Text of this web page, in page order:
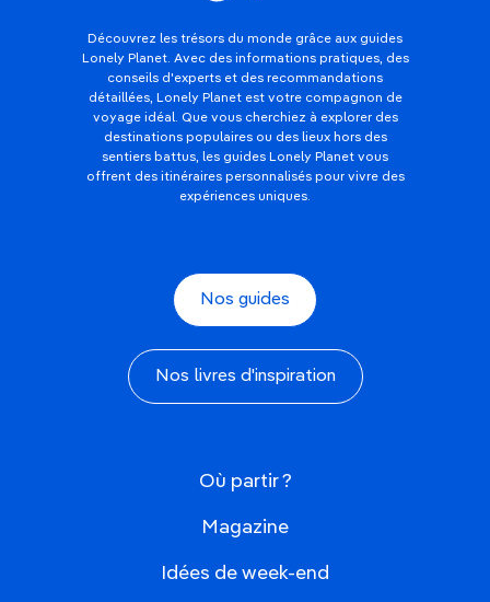
Découvrez les trésors du monde grâce aux guides
Lonely Planet. Avec des informations pratiques, des
conseils d'experts et des recommandations
détaillées, Lonely Planet est votre compagnon de
voyage idéal. Que vous cherchiez à explorer des
destinations populaires ou des lieux hors des
sentiers battus, les guides Lonely Planet vous
offrent des itinéraires personnalisés pour vivre des
expériences uniques.
Nos guides
Nos livres d'inspiration
Où partir ?
Magazine
Idées de week-end